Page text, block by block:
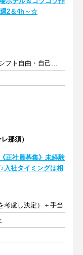
2＆4h～☆
週2日以上 1日4時間以上 シフト自由・自己申告
那須）
正社員募集》未経験
入社タイミングは相
考慮し決定）＋手当